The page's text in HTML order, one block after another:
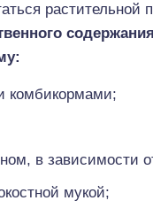
растительной
комбикормами;
в зависимости
мукой;